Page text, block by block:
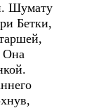
Шумату
Бетки,
Она